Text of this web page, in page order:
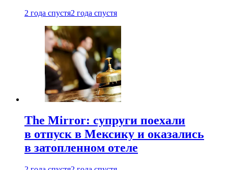
2 года спустя2 года спустя
The Mirror: супруги поехали
в отпуск в Мексику и оказались
в затопленном отеле